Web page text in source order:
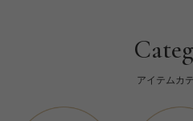
アイテムカ